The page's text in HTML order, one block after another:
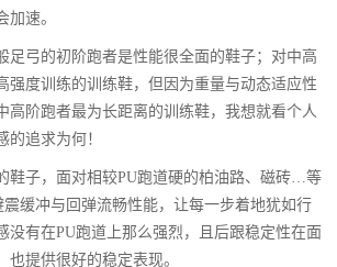
加速。
足弓的初阶跑者是性能很全面的鞋子；对中高
强度训练的训练鞋，但因为重量与动态适应性
高阶跑者最为长距离的训练鞋，我想就看个人
的追求为何！
鞋子，面对相较PU跑道硬的柏油路、磁砖…等
震缓冲与回弹流畅性能，让每一步着地犹如行
没有在PU跑道上那么强烈，且后跟稳定性在面
也提供很好的稳定表现。